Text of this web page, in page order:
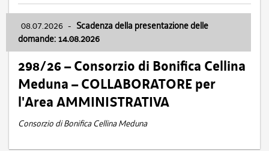
08.07.2026 - Scadenza della presentazione delle
domande: 14.08.2026
298/26 – Consorzio di Bonifica Cellina
Meduna – COLLABORATORE per
l'Area AMMINISTRATIVA
Consorzio di Bonifica Cellina Meduna